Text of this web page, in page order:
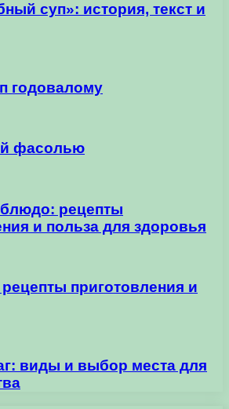
суп»: история, текст и
годовалому
фасолью
рецепты
и польза для здоровья
приготовления и
виды и выбор места для